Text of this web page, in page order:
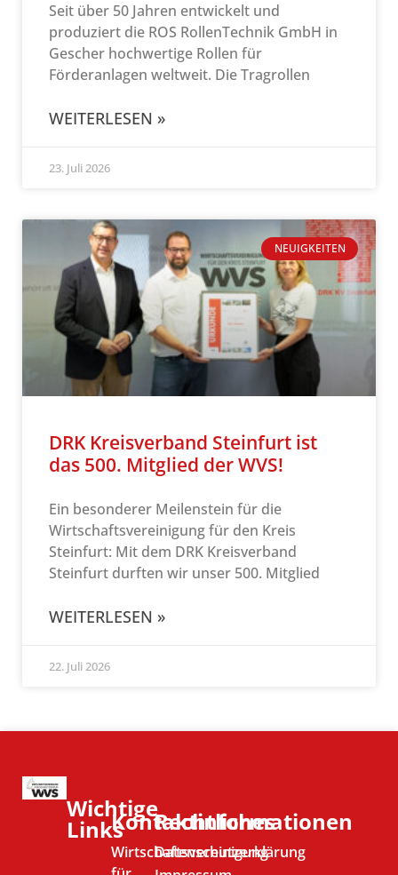
Seit über 50 Jahren entwickelt und
produziert die ROS RollenTechnik GmbH in
Gescher hochwertige Rollen für
Förderanlagen weltweit. Die Tragrollen
WEITERLESEN »
23. Juli 2026
NEUIGKEITEN
DRK Kreisverband Steinfurt ist
das 500. Mitglied der WVS!
Ein besonderer Meilenstein für die
Wirtschaftsvereinigung für den Kreis
Steinfurt: Mit dem DRK Kreisverband
Steinfurt durften wir unser 500. Mitglied
WEITERLESEN »
22. Juli 2026
Wichtige
LinksKontaktinformationen
Wirtschaftsvereinigung
Rechtliches
Datenschutzerklärung